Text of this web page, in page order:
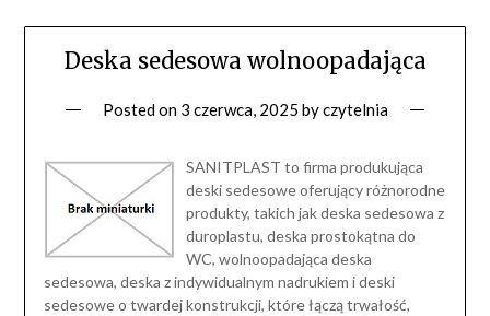
Deska sedesowa wolnoopadająca
Posted on 3 czerwca, 2025 byczytelnia
SANITPLAST to firma produkująca
deski sedesowe oferujący różnorodne
produkty, takich jak deska sedesowa z
duroplastu, deska prostokątna do
WC, wolnoopadająca deska
sedesowa, deska z indywidualnym nadrukiem i deski
sedesowe o twardej konstrukcji, które łączą trwałość,